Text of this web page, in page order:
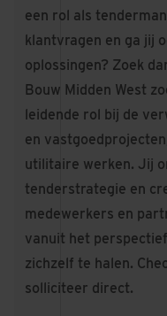
een rol als
klantvragen en ga jij
oplossingen? Zoek
Bouw Midden West
leidende rol bij de
en
utilitaire werken. Jij
tenderstrategie en
medewerkers en
vanuit het
zichzelf te halen.
solliciteer direct.